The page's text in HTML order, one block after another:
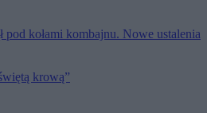
pod kołami kombajnu. Nowe ustalenia
krową”